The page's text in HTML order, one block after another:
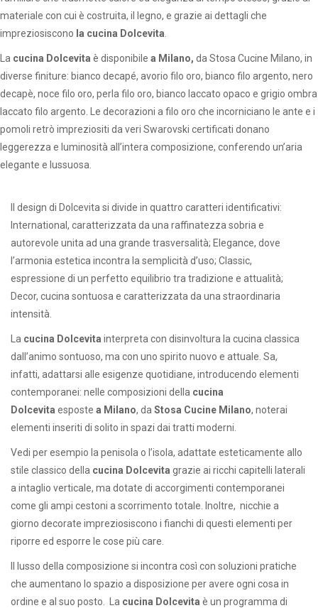
materiale con cui è costruita, il legno, e grazie ai dettagli che
impreziosiscono la cucina Dolcevita
La cucina Dolcevita è disponibile a Milano, da Stosa Cucine Milano, in
diverse finiture: bianco decapé, avorio filo oro, bianco filo argento, nero
decapè, noce filo oro, perla filo oro, bianco laccato opaco e grigio ombra
laccato filo argento. Le decorazioni a filo oro che incorniciano le ante e i
pomoli retrò impreziositi da veri Swarovski certificati donano
leggerezza e luminosità all’intera composizione, conferendo un’aria
elegante e lussuosa.
Il design di Dolcevita si divide in quattro caratteri identificativi:
International, caratterizzata da una raffinatezza sobria e
autorevole unita ad una grande trasversalità; Elegance, dove
l’armonia estetica incontra la semplicità d’uso; Classic,
espressione di un perfetto equilibrio tra tradizione e attualità;
Decor, cucina sontuosa e caratterizzata da una straordinaria
intensità.
La cucina Dolcevita interpreta con disinvoltura la cucina classica
dall’animo sontuoso, ma con uno spirito nuovo e attuale. Sa,
infatti, adattarsi alle esigenze quotidiane, introducendo elementi
contemporanei: nelle composizioni della cucina
Dolcevita esposte a Milano, da Stosa Cucine Milano, noterai
elementi inseriti di solito in spazi dai tratti moderni.
Vedi per esempio la penisola o l’isola, adattate esteticamente allo
stile classico della cucina Dolcevita grazie ai ricchi capitelli laterali
a intaglio verticale, ma dotate di accorgimenti contemporanei
come gli ampi cestoni a scorrimento totale. Inoltre, nicchie a
giorno decorate impreziosiscono i fianchi di questi elementi per
riporre ed esporre le cose più care.
Il lusso della composizione si incontra così con soluzioni pratiche
che aumentano lo spazio a disposizione per avere ogni cosa in
ordine e al suo posto. La cucina Dolcevita è un programma di